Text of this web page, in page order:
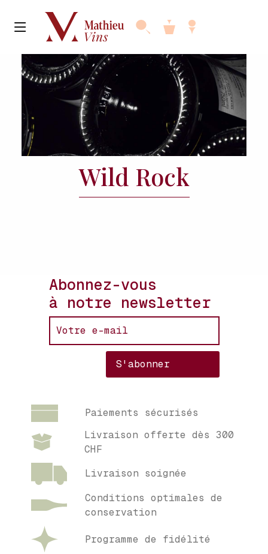
Wild Rock
Abonnez-vous
à notre newsletter
Paiements sécurisés
Livraison offerte dès 300
CHF
Livraison soignée
Conditions optimales de
conservation
Programme de fidélité